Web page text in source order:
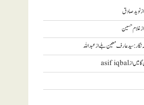
ازنويد صادق
ازغلام حسین
: سید عارف معین بلےازعبداللہ
میںازasif iqbal